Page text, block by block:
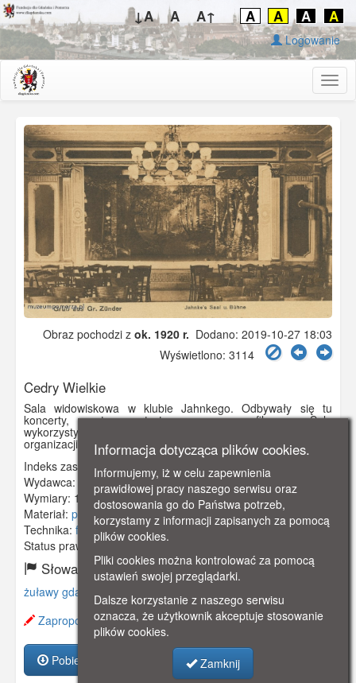
↓A A A↑ A A A A
Logowanie
Obraz pochodzi z ok. 1920 r. Dodano: 2019-10-27 18:03
Wyświetlono: 3114
Cedry Wielkie
Sala widowiskowa w klubie Jahnkego. Odbywały się tu
koncerty, występy artystyczne, seanse filmowe. Sala
wykorzystywana była także jako miejsce spotkań lokalnych
organizacji i wynajmowana na uroczystości rodzinne.
Indeks zasobu: GSP00792
Wydawca:
J.H. Jacobson, Danzig
Wymiary: 140 x 90 mm
Materiał: pocztówka
Technika: fotografia czarno-biała
Status prawny:Użycie Niekomercyjne
Słowa kluczowe:
żuławy gdańskie , gross zunder
Zaproponuj zmianę opisu.
Pobierz zasób
Informacja dotycząca plików cookies.
Informujemy, iż w celu zapewnienia
prawidłowej pracy naszego serwisu oraz
dostosowania go do Państwa potrzeb,
korzystamy z informacji zapisanych za pomocą
plików cookies.
Pliki cookies można kontrolować za pomocą
ustawień swojej przeglądarki.
Dalsze korzystanie z naszego serwisu
oznacza, że użytkownik akceptuje stosowanie
plików cookies.
Zamknij